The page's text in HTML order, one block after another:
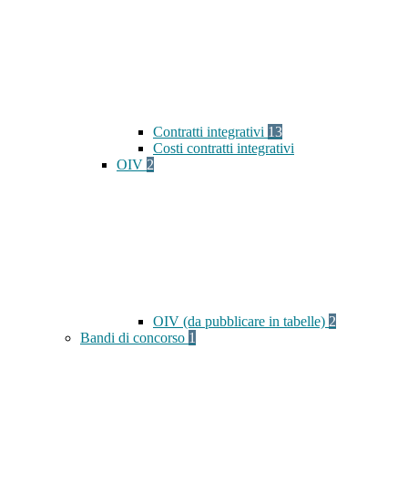
Contratti integrativi 13
Costi contratti integrativi
OIV 2
OIV (da pubblicare in tabelle) 2
Bandi di concorso 1